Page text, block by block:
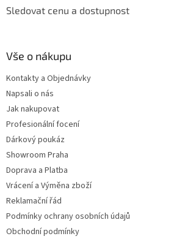
Sledovat cenu a dostupnost
Vše o nákupu
Kontakty a Objednávky
Napsali o nás
Jak nakupovat
Profesionální focení
Dárkový poukáz
Showroom Praha
Doprava a Platba
Vrácení a Výměna zboží
Reklamační řád
Podmínky ochrany osobních údajů
Obchodní podmínky